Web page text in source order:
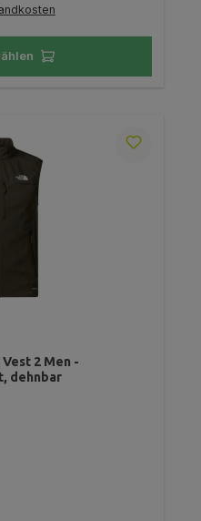
Vest 2 Men -
dehnbar
nicht verfügbar.)